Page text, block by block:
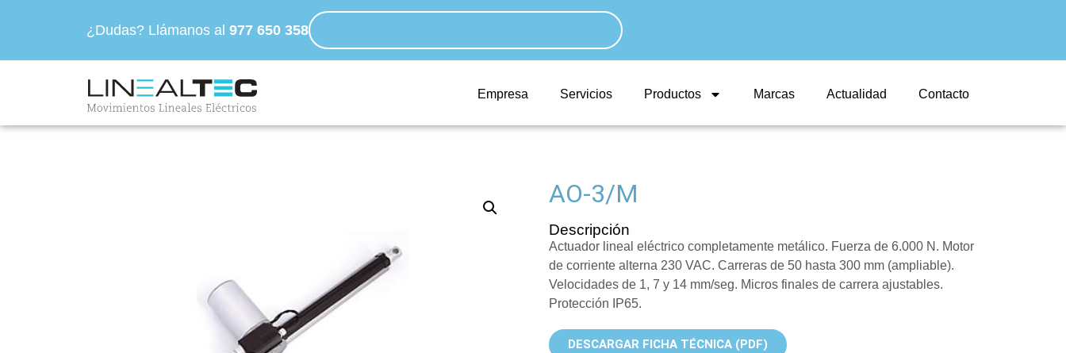
¿Dudas? Llámanos al 977 650 358
Empresa Servicios Productos Marcas Actualidad Contacto
AO-3/M
Descripción
Actuador lineal eléctrico completamente metálico. Fuerza de 6.000 N. Motor
de corriente alterna 230 VAC. Carreras de 50 hasta 300 mm (ampliable).
Velocidades de 1, 7 y 14 mm/seg. Micros finales de carrera ajustables.
Protección IP65.
DESCARGAR FICHA TÉCNICA (PDF)